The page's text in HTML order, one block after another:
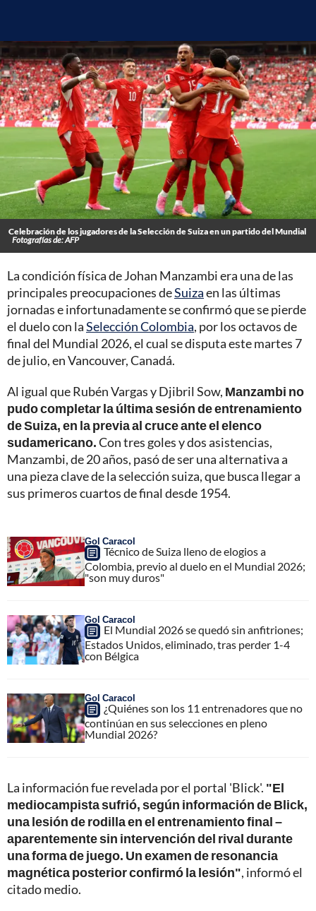
Celebración de los jugadores de la Selección de Suiza en un partido del Mundial
Fotografías de: AFP
La condición física de Johan Manzambi era una de las
principales preocupaciones deSuizaen las últimas
jornadas e infortunadamente se confirmó que se pierde
el duelo con laSelección Colombia, por los octavos de
final del Mundial 2026, el cual se disputa este martes 7
de julio, en Vancouver, Canadá.
Al igual que Rubén Vargas y Djibril Sow, Manzambi no
pudo completar la última sesión de entrenamiento
de Suiza, en la previa al cruce ante el elenco
sudamericano.Con tres goles y dos asistencias,
Manzambi, de 20 años, pasó de ser una alternativa a
una pieza clave de la selección suiza, que busca llegar a
sus primeros cuartos de final desde 1954.
Gol Caracol
Técnico de Suiza lleno de elogios a
Colombia, previo al duelo en el Mundial 2026;
"son muy duros"
Gol Caracol
El Mundial 2026 se quedó sin anfitriones;
Estados Unidos, eliminado, tras perder 1-4
con Bélgica
Gol Caracol
¿Quiénes son los 11 entrenadores que no
continúan en sus selecciones en pleno
Mundial 2026?
La información fue revelada por el portal 'Blick'. "El
mediocampista sufrió, según información de Blick,
una lesión de rodilla en el entrenamiento final –
aparentemente sin intervención del rival durante
una forma de juego. Un examen de resonancia
magnética posterior confirmó la lesión", informó el
citado medio.